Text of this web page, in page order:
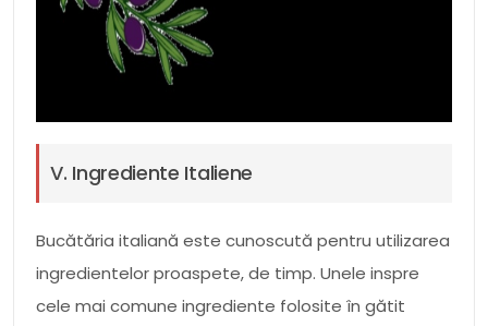
V. Ingrediente Italiene
Bucătăria italiană este cunoscută pentru utilizarea
ingredientelor proaspete, de timp. Unele inspre
cele mai comune ingrediente folosite în gătit